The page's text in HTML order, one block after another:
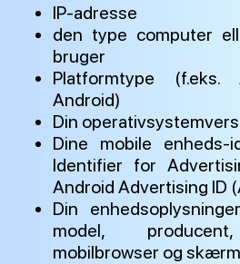
IP-adresse
den type computer
bruger
Platformtype
Android)
Din
Dine mobile enheds-
Identifier for
Android Advertising ID
Din
model,
mobilbrowser og